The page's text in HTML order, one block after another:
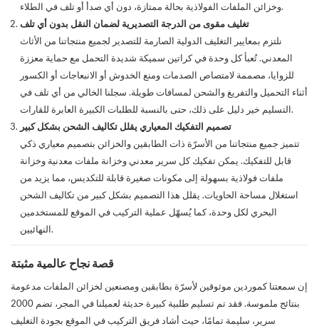
وخزائن الملفات الفولاذية بحالة ممتازة، دون أي صدأ أو تلف في الطلاء.
تغليف مقوى من الدرجة التصديرية لضمان النقل بدون أي تلف
نلتزم بمعايير التغليف الدولية الصارمة للتصدير لجميع منتجاتنا من الأثاث
المعدني. تُعبأ كل وحدة في كراتين سميكة شديدة التحمل مع حماية معززة
للزوايا، مصممة لامتصاص الصدمات ومنع الخدوش أو الانبعاجات أو الكسور
أثناء التحميل والتفريغ والشحن لمسافات طويلة. سجلنا الخالي من أي تلف في
التسليم خير دليل على ذلك، حتى بالنسبة للطلبات الكبيرة العابرة للقارات.
تصميم التفكيك المعياري يقلل تكاليف الشحن بشكل كبير
تتميز جميع منتجاتنا من الأسرّة ذات الطابقين والخزائن بتصميم معياري ذكي
قابل للتفكيك. يمكن تفكيك كل سرير معدني وخزانة ملفات معدنية وخزانة
ملفات فولاذية بسهولة إلى مكونات صغيرة قابلة للتكديس، مما يزيد من
استغلال مساحة الحاويات. يقلل هذا التصميم بشكل كبير من تكاليف الشحن
البحري لكل وحدة، كما يُسهّل عملية التركيب في الموقع للمستخدمين
النهائيين.
قصة نجاح عالمية مثبتة
إن سمعتنا كموردين موثوقين لأسرّة بطابقين ومصنعين لخزائن الملفات مدعومة
بنتائج ملموسة. فقد تم تسليم طلبية كبيرة حديثة لعميلنا في المجر، تضم 2000
سرير، سليمة تمامًا، حيث أشاد فريق التركيب في الموقع بجودة التغليف